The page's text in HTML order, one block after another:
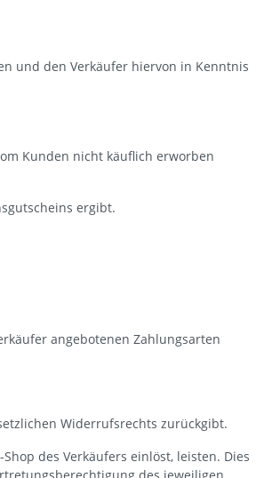
und den Verkäufer hiervon in Kenntnis
Kunden nicht käuflich erworben
ergibt.
angebotenen Zahlungsarten
Widerrufsrechts zurückgibt.
des Verkäufers einlöst, leisten. Dies